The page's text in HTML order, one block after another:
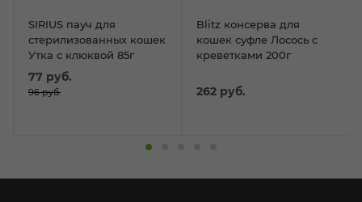
SIRIUS пауч для
стерилизованных кошек
Утка с клюквой 85г
77 руб.
96руб.
Blitz консерва для
кошек суфле Лосось с
креветками 200г
262 руб.